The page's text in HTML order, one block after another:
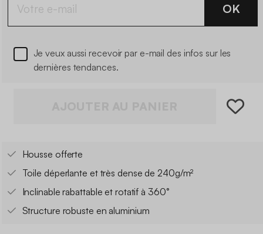
OK
Je veux aussi recevoir par e-mail des infos sur les
dernières tendances.
Housse offerte
Toile déperlante et très dense de 240g/m²
Inclinable rabattable et rotatif à 360°
Structure robuste en aluminium